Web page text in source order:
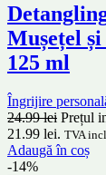
Mușețel
125 ml
Îngrijire
24.99lei Prețul
21.99 lei. TVA
Adaugă în coș
-14%